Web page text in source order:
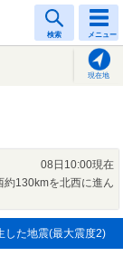
検索 メニュー
現在地
08日10:00現在
約130kmを北西に進ん
した地震(最大震度2)